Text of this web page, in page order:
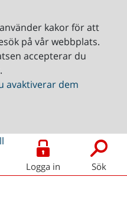
kakor för att
på vår webbplats.
accepterar du
avaktiverar dem
Logga in Sök